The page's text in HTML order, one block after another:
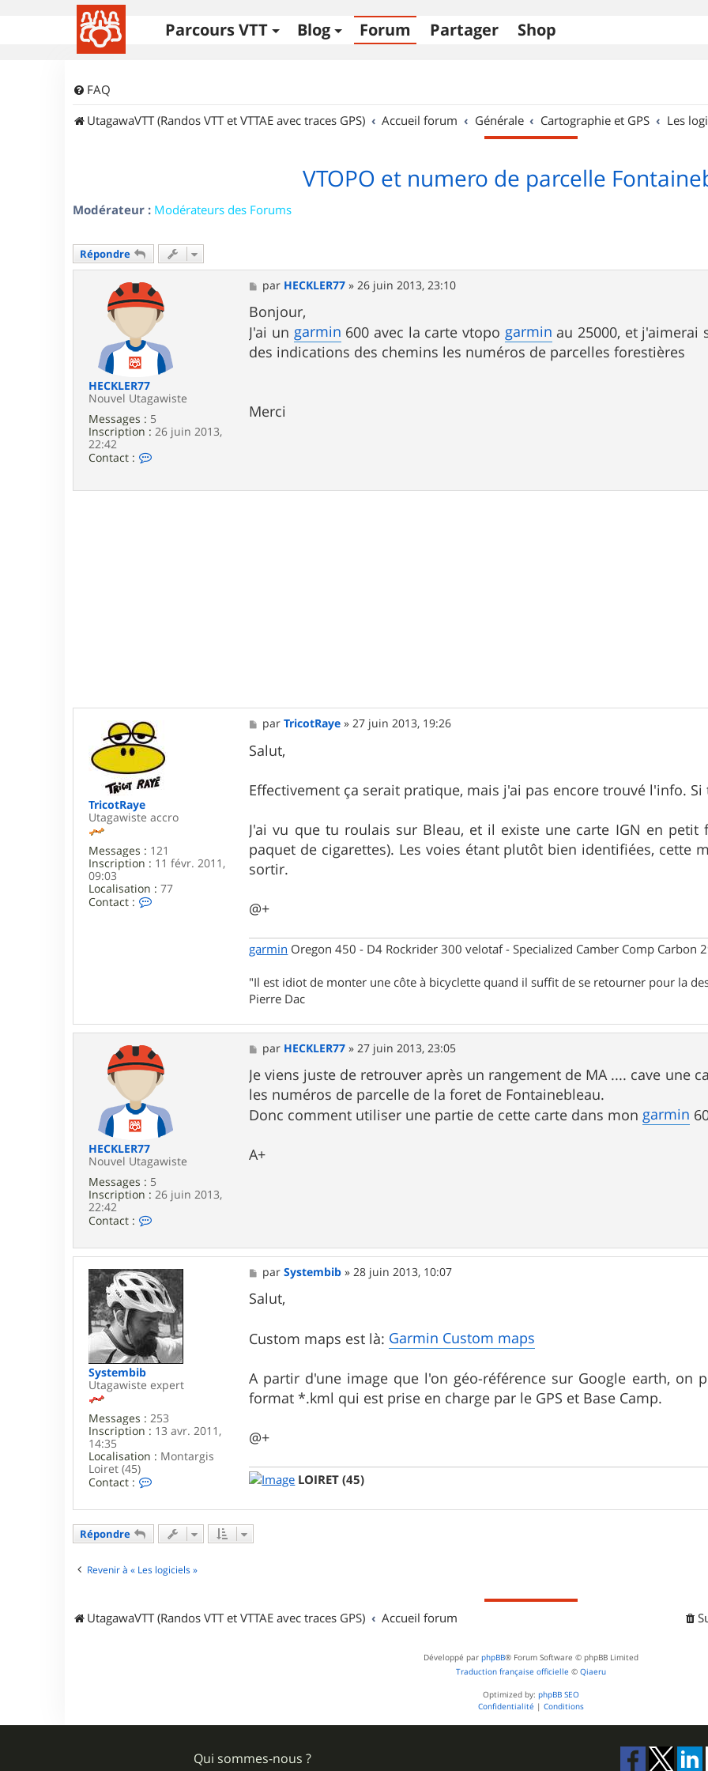
Parcours VTT Blog Forum Partager Shop
FAQ
UtagawaVTT (Randos VTT et VTTAE avec traces GPS)
Accueil forum Générale Cartographie et GPS Les
VTOPO et numero de parcelle
Modérateur : Modérateurs des Forums
Répondre
HECKLER77
Nouvel Utagawiste
Messages : 5
Inscription : 26 juin 2013,
22:42
Contact :
t
M
e
s
s
a
g
e
par HECKLER77 »26 juin 2013, 23:10
Bonjour,
J'ai un garmin 600 avec la carte vtopo garmin au 25000, et j'aimerai
des indications des chemins les numéros de parcelles forestières
Merci
TricotRaye
Utagawiste accro
Messages : 121
Inscription : 11 févr. 2011,
09:03
Localisation : 77
Contact :
r
c
o
t
R
a
y
e
M
e
s
s
g
e
parTricotRaye »27 juin 2013, 19:26
Salut,
Effectivement ça serait pratique, mais j'ai pas encore trouvé l'info.
J'ai vu que tu roulais sur Bleau, et il existe une carte IGN en
paquet de cigarettes). Les voies étant plutôt bien identifiées, cette
sortir.
@+
garmin Oregon 450 - D4 Rockrider 300 velotaf - Specialized Camber Comp Carbon
"Il est idiot de monter une côte à bicyclette quand il suffit de se retourner pour la
Pierre Dac
HECKLER77
Nouvel Utagawiste
Messages : 5
Inscription : 26 juin 2013,
22:42
Contact :
t
a
c
t
e
r
H
E
C
L
7
7
M
e
s
s
a
g
e
par HECKLER77 »27 juin 2013, 23:05
Je viens juste de retrouver après un rangement de MA .... cave une
les numéros de parcelle de la foret de Fontainebleau.
Donc comment utiliser une partie de cette carte dans mongarmin
A+
Systembib
Utagawiste expert
Messages : 253
Inscription : 13 avr. 2011,
14:35
Localisation : Montargis
Loiret (45)
Contact :
n
c
e
s
M
e
s
s
g
e
parSystembib »28 juin 2013, 10:07
Salut,
Custom maps est là: Garmin Custom maps
A partir d'une image que l'on géo-référence sur Google earth, on
format *.kml qui est prise en charge par le GPS et Base Camp.
@+
LOIRET (45)
Répondre
Revenir à « Les logiciels »
UtagawaVTT (Randos VTT et VTTAE avec traces GPS) Accueil forum
Développé par phpBB® Forum Software © phpBB Limited
Traduction française officielle © Qiaeru
Optimized by: phpBB SEO
Confidentialité | Conditions
Qui sommes-nous ?